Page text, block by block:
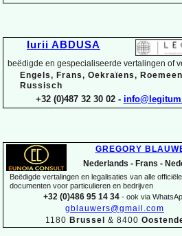
Iurii ABDUSA
beëdigde en gespecialiseerde vertalingen of
Engels, Frans, Oekraïens,
Russisch
+32 (0)487 32 30 02 -
GREGORY
Nederlands - Frans -
Beëdigde vertalingen en legalisaties van alle officiële
documenten voor particulieren en bedrijven
+32 (0)486 95 14 34 -ook via
gblauwers@gmail.com
1180 Brussel & 8400